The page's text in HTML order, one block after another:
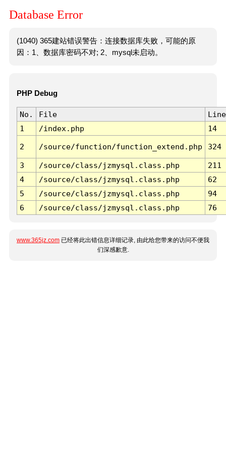
Database Error
(1040) 365建站错误警告：连接数据库失败，可能的原
因：1、数据库密码不对; 2、mysql未启动。
PHP Debug
No. File
Line
1
/index.php 14
2 /source/function/function_extend.php 324
3 /source/class/jzmysql.class.php
211
4
/source/class/jzmysql.class.php
62
5
/source/class/jzmysql.class.php
94
6
/source/class/jzmysql.class.php 76
www.365jz.com 已经将此出错信息详细记录, 由此给您带来的访问不便我
们深感歉意.